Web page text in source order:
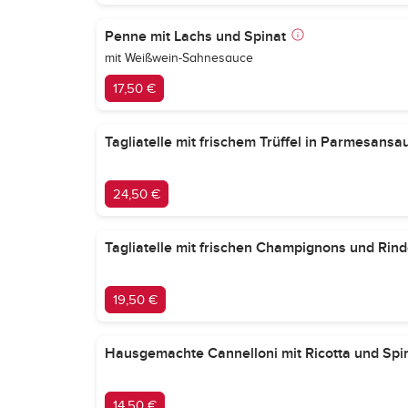
Penne mit Lachs und Spinat
mit Weißwein-Sahnesauce
17,50 €
Tagliatelle mit frischem Trüffel in
24,50 €
Tagliatelle mit frischen Champignons und
19,50 €
Hausgemachte Cannelloni mit Ricotta und